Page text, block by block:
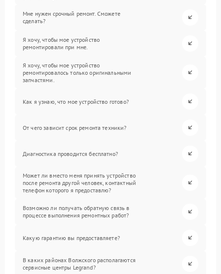
Мне нужен срочный ремонт. Сможете
сделать?
Я хочу, чтобы мое устройство
ремонтировали при мне.
Я хочу, чтобы мое устройство
ремонтировалось только оригинальными
запчастями.
Как я узнаю, что мое устройство готово?
От чего зависит срок ремонта техники?
Диагностика проводится бесплатно?
Может ли вместо меня принять устройство
после ремонта другой человек, контактный
телефон которого я предоставлю?
Возможно ли получать обратную связь в
процессе выполнения ремонтных работ?
Какую гарантию вы предоставляете?
В каких районах Волжского располагаются
сервисные центры Legrand?